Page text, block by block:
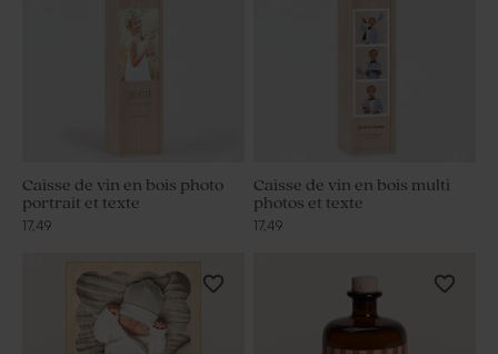
Caisse de vin en bois photo
portrait et texte
17,49
Caisse de vin en bois multi
photos et texte
17,49